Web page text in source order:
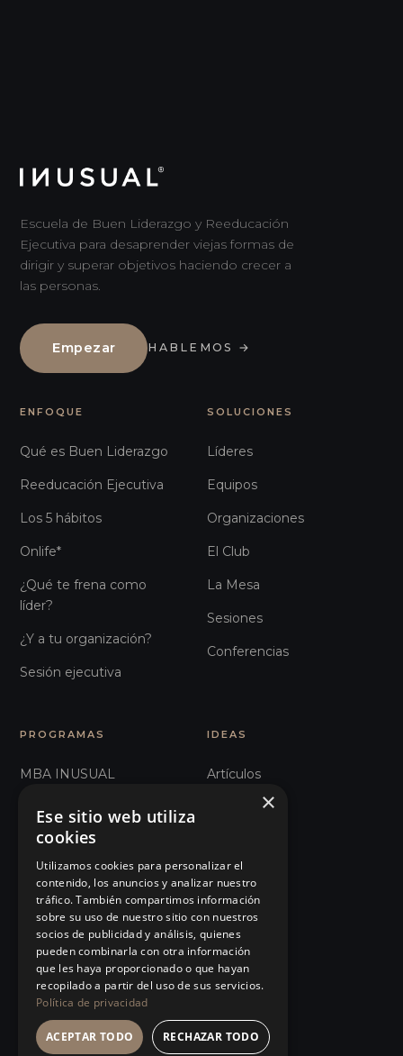
Escuela de Buen Liderazgo y Reeducación
Ejecutiva para desaprender viejas formas de
dirigir y superar objetivos haciendo crecer a
las personas.
Empezar HABLEMOS →
ENFOQUE
Qué es Buen Liderazgo
Reeducación Ejecutiva
Los 5 hábitos
Onlife*
¿Qué te frena como
líder?
¿Y a tu organización?
Sesión ejecutiva
SOLUCIONES
Líderes
Equipos
Organizaciones
El Club
La Mesa
Sesiones
Conferencias
PROGRAMAS
MBA INUSUAL
Humanos con Recursos
Recursos Inhumanos
Comunicación e
Influencia
101 Errores de liderazgo
Organizaciones Sanitarias
Ver todos…
IDEAS
Artículos
Podcast
Manifiesto
Eventos
Tienda
×
Ese sitio web utiliza
cookies
Utilizamos cookies para personalizar el
contenido, los anuncios y analizar nuestro
tráfico. También compartimos información
sobre su uso de nuestro sitio con nuestros
socios de publicidad y análisis, quienes
pueden combinarla con otra información
que les haya proporcionado o que hayan
recopilado a partir del uso de sus servicios.
Política de privacidad
ACEPTAR TODO RECHAZAR TODO